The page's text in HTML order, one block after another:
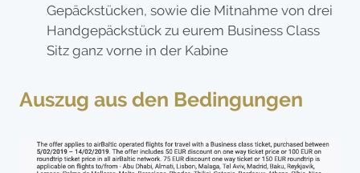
Gepäckstücken, sowie die Mitnahme von drei
Handgepäckstück zu eurem Business Class
Sitz ganz vorne in der Kabine
Auszug aus den Bedingungen